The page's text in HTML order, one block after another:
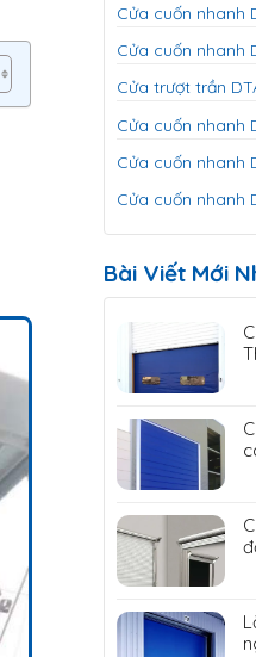
Cửa cuốn nhanh
Cửa cuốn nhanh
Cửa trượt trần
Cửa cuốn nhanh
Cửa cuốn nhanh
Cửa cuốn nhanh
Bài Viết Mới